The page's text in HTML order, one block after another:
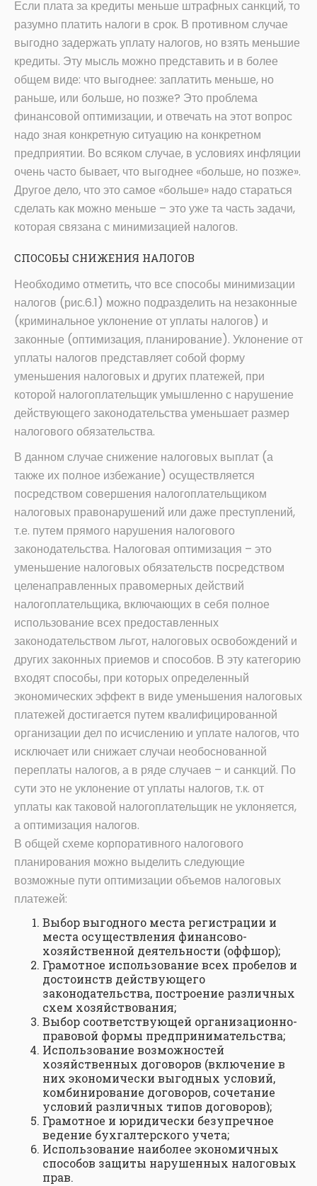
Если плата за кредиты меньше штрафных санкций, то
разумно платить налоги в срок. В противном случае
выгодно задержать уплату налогов, но взять меньшие
кредиты. Эту мысль можно представить и в более
общем виде: что выгоднее: заплатить меньше, но
раньше, или больше, но позже? Это проблема
финансовой оптимизации, и отвечать на этот вопрос
надо зная конкретную ситуацию на конкретном
предприятии. Во всяком случае, в условиях инфляции
очень часто бывает, что выгоднее «больше, но позже».
Другое дело, что это самое «больше» надо стараться
сделать как можно меньше – это уже та часть задачи,
которая связана с минимизацией налогов.
СПОСОБЫ СНИЖЕНИЯ НАЛОГОВ
Необходимо отметить, что все способы минимизации
налогов (рис.6.1) можно подразделить на незаконные
(криминальное уклонение от уплаты налогов) и
законные (оптимизация, планирование). Уклонение от
уплаты налогов представляет собой форму
уменьшения налоговых и других платежей, при
которой налогоплательщик умышленно с нарушение
действующего законодательства уменьшает размер
налогового обязательства.
В данном случае снижение налоговых выплат (а
также их полное избежание) осуществляется
посредством совершения налогоплательщиком
налоговых правонарушений или даже преступлений,
т.е. путем прямого нарушения налогового
законодательства. Налоговая оптимизация – это
уменьшение налоговых обязательств посредством
целенаправленных правомерных действий
налогоплательщика, включающих в себя полное
использование всех предоставленных
законодательством льгот, налоговых освобождений и
других законных приемов и способов. В эту категорию
входят способы, при которых определенный
экономических эффект в виде уменьшения налоговых
платежей достигается путем квалифицированной
организации дел по исчислению и уплате налогов, что
исключает или снижает случаи необоснованной
переплаты налогов, а в ряде случаев – и санкций. По
сути это не уклонение от уплаты налогов, т.к. от
уплаты как таковой налогоплательщик не уклоняется,
а оптимизация налогов.
В общей схеме корпоративного налогового
планирования можно выделить следующие
возможные пути оптимизации объемов налоговых
платежей:
Выбор выгодного места регистрации и
места осуществления финансово-
хозяйственной деятельности (оффшор);
Грамотное использование всех пробелов и
достоинств действующего
законодательства, построение различных
схем хозяйствования;
Выбор соответствующей организационно-
правовой формы предпринимательства;
Использование возможностей
хозяйственных договоров (включение в
них экономически выгодных условий,
комбинирование договоров, сочетание
условий различных типов договоров);
Грамотное и юридически безупречное
ведение бухгалтерского учета;
Использование наиболее экономичных
способов защиты нарушенных налоговых
прав.